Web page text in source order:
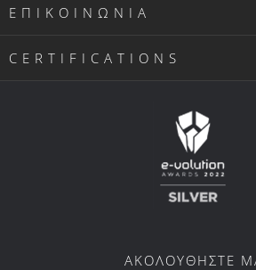
ΕΠΙΚΟΙΝΩΝΙΑ
CERTIFICATIONS
ΑΚΟΛΟΥΘΗΣΤΕ